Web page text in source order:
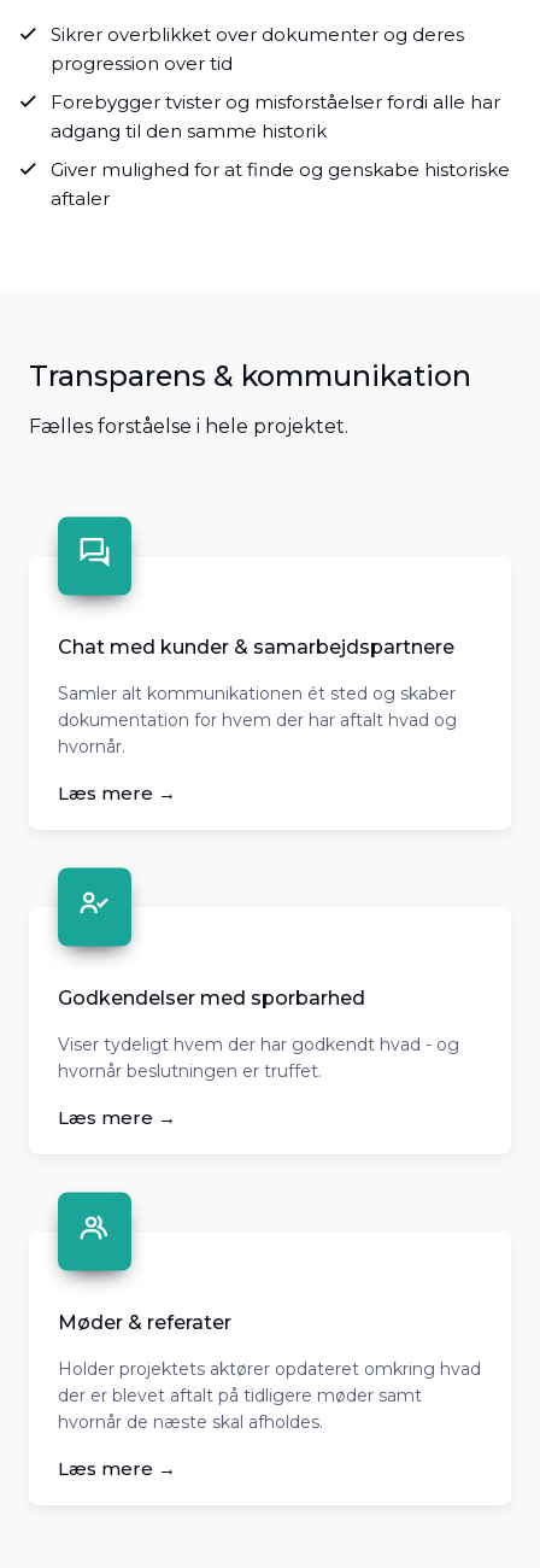
Sikrer overblikket over dokumenter og deres
progression over tid
Forebygger tvister og misforståelser fordi alle har
adgang til den samme historik
Giver mulighed for at finde og genskabe historiske
aftaler
Transparens & kommunikation
Fælles forståelse i hele projektet.
Chat med kunder & samarbejdspartnere
Samler alt kommunikationen ét sted og skaber
dokumentation for hvem der har aftalt hvad og
hvornår.
Læs mere →
Godkendelser med sporbarhed
Viser tydeligt hvem der har godkendt hvad - og
hvornår beslutningen er truffet.
Læs mere →
Møder & referater
Holder projektets aktører opdateret omkring hvad
der er blevet aftalt på tidligere møder samt
hvornår de næste skal afholdes.
Læs mere →